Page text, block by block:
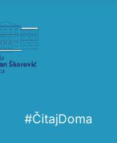
#ČitajDoma